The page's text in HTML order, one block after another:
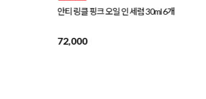
안티 링클 핑크 오일 인 세럼 30ml 6개
72,000